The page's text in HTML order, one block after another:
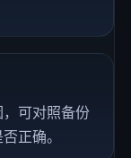
可对照备份
正确。